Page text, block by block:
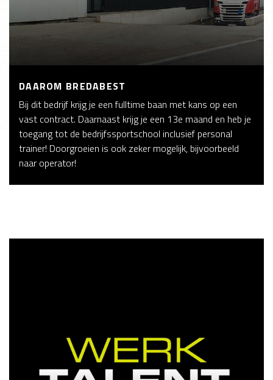
DAAROM BREDABEST
Bij dit bedrijf krijg je een fulltime baan met kans op een
vast contract. Daarnaast krijg je een 13e maand en heb je
toegang tot de bedrijfssportschool inclusief personal
trainer! Doorgroeien is ook zeker mogelijk, bijvoorbeeld
naar operator!